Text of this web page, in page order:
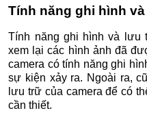
Tính năng ghi hình
Tính năng ghi hình và lưu
xem lại các hình ảnh đã
camera có tính năng ghi
sự kiện xảy ra. Ngoài ra,
lưu trữ của camera để có
cần thiết.